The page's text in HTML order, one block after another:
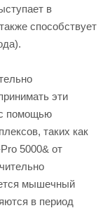
в
способствует
эти
помощью
таких как
5000& от
мышечный
в период